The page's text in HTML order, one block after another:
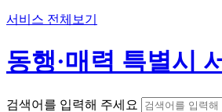
서비스 전체보기
동행·매력 특별시
검색어를 입력해 주세요